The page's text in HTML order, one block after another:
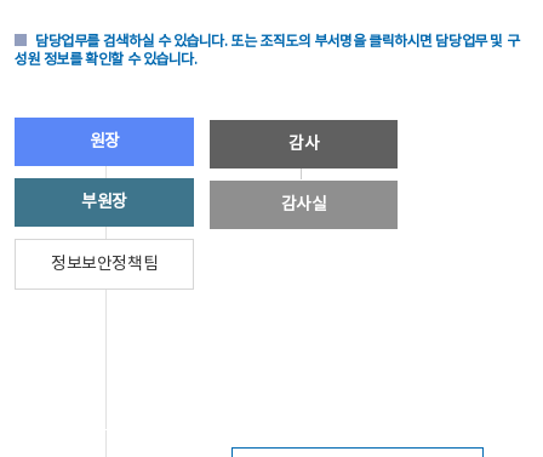
담당업무를 검색하실 수 있습니다. 또는 조직도의 부서명을 클릭하시면 담당업무 및 구
성원 정보를 확인할 수 있습니다.
원장
부원장
정보보안정책팀
감사
감사실